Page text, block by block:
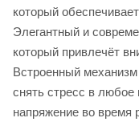
который
Элегантный и
который привлечёт
Встроенный
снять стресс в
напряжение во время